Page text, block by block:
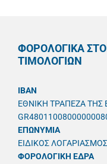
ΦΟΡΟΛΟΓΙΚΑ
ΤΙΜΟΛΟΓΙΩΝ
IBAN
ΕΘΝΙΚΗ ΤΡΑΠΕΖΑ ΤΗΣ
ΕΠΩΝΥΜΙΑ
ΕΙΔΙΚΟΣ
ΦΟΡΟΛΟΓΙΚΗ ΕΔΡΑ